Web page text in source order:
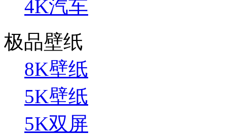
4K汽车
极品壁纸
8K壁纸
5K壁纸
5K双屏